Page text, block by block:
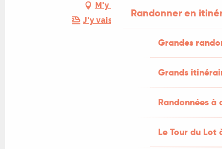
Randonner en
Grandes
Grands
Randonnées
Le Tour du Lot
M'y rendre
J'y vais en train !